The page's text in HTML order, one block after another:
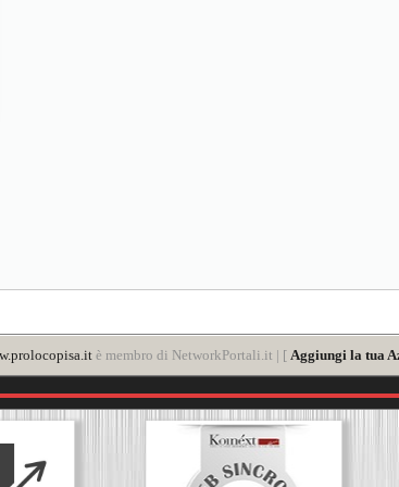
è membro di NetworkPortali.it | [ Aggiungi la tua